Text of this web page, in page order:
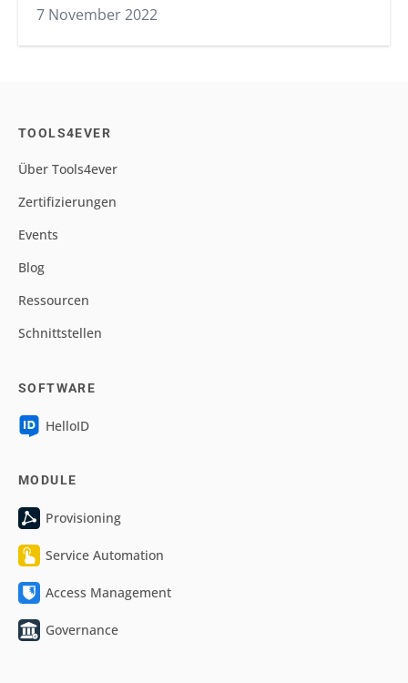
7 November 2022
TOOLS4EVER
Über Tools4ever
Zertifizierungen
Events
Blog
Ressourcen
Schnittstellen
SOFTWARE
HelloID
MODULE
Provisioning
Service Automation
Access Management
Governance